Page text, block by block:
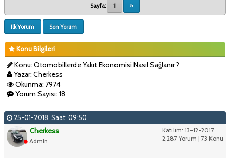
Sayfa: 1 »
İlk Yorum Son Yorum
Konu Bilgileri
Konu: Otomobillerde Yakıt Ekonomisi Nasıl Sağlanır ?
Yazar: Cherkess
Okunma: 7974
Yorum Sayısı: 18
25-01-2018, Saat: 09:50
Katılım: 13-12-2017
2,287 Yorum | 73 Konu
Cherkess
Admin